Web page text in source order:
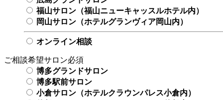
福山サロン（福山ニューキャッスルホテル内）
岡山サロン（ホテルグランヴィア岡山内）
オンライン相談
ご相談希望サロン必須
博多グランドサロン
博多駅前サロン
小倉サロン（ホテルクラウンパレス小倉内）